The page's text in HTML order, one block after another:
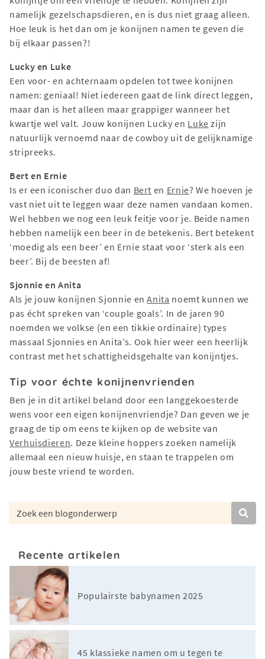
namelijk gezelschapsdieren, en is dus niet graag alleen.
Hoe leuk is het dan om je konijnen namen te geven die
bij elkaar passen?!
Lucky en Luke
Een voor- en achternaam opdelen tot twee konijnen
namen: geniaal! Niet iedereen gaat de link direct leggen,
maar dan is het alleen maar grappiger wanneer het
kwartje wel valt. Jouw konijnen Lucky en Luke zijn
natuurlijk vernoemd naar de cowboy uit de gelijknamige
stripreeks.
Bert en Ernie
Is er een iconischer duo dan Bert en Ernie? We hoeven je
vast niet uit te leggen waar deze namen vandaan komen.
Wel hebben we nog een leuk feitje voor je. Beide namen
hebben namelijk een beer in de betekenis. Bert betekent
‘moedig als een beer’ en Ernie staat voor ‘sterk als een
beer’. Bij de beesten af!
Sjonnie en Anita
Als je jouw konijnen Sjonnie enAnita noemt kunnen we
pas écht spreken van ‘couple goals’. In de jaren 90
noemden we volkse (en een tikkie ordinaire) types
massaal Sjonnies en Anita’s. Ook hier weer een heerlijk
contrast met het schattigheidsgehalte van konijntjes.
Tip voor échte konijnenvrienden
Ben je in dit artikel beland door een langgekoesterde
wens voor een eigen konijnenvriendje? Dan geven we je
graag de tip om eens te kijken op de website van
Verhuisdieren. Deze kleine hoppers zoeken namelijk
allemaal een nieuw huisje, en staan te trappelen om
jouw beste vriend te worden.
Recente artikelen
Populairste babynamen 2025
45 klassieke namen om u tegen te